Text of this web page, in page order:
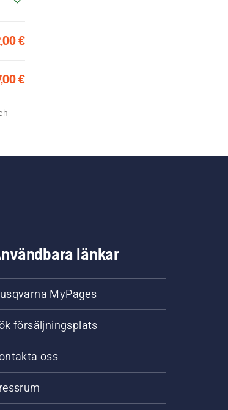
€
€
länkar
MyPages
försäljningsplats
oss